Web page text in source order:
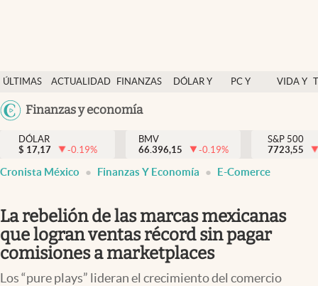
ÚLTIMAS
NOTICIAS
ACTUALIDAD
FINANZAS
DÓLAR Y
PC Y
VIDA Y
México
Uruguay
Finanzas y economía
Actualidad
Finanzas y economía
Dólar y mercados
Brand Strategy
Pc y celular
Vida y estilo
DÓLAR
$ 17,17 -0.19%
BMV
66.396,15
-0.19%
S&P 500
7723,55
Cronista México Finanzas Y Economía E-Comerce
La rebelión de las marcas mexicanas
que logran ventas récord sin pagar
comisiones a marketplaces
Los “pure plays” lideran el crecimiento del comercio